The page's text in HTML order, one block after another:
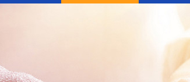
行业动态
常见问题